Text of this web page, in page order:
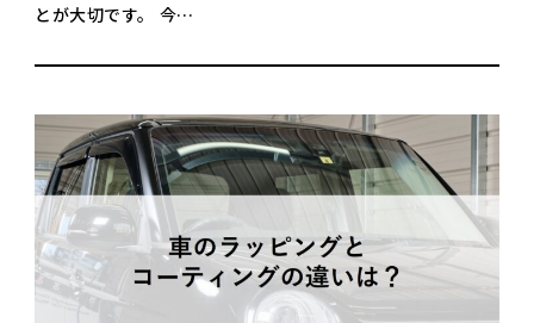
とが大切です。 今…